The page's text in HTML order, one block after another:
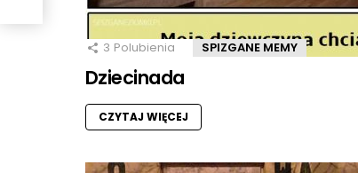
3 Polubienia SPIZGANE MEMY
Dziecinada
CZYTAJ WIĘCEJ